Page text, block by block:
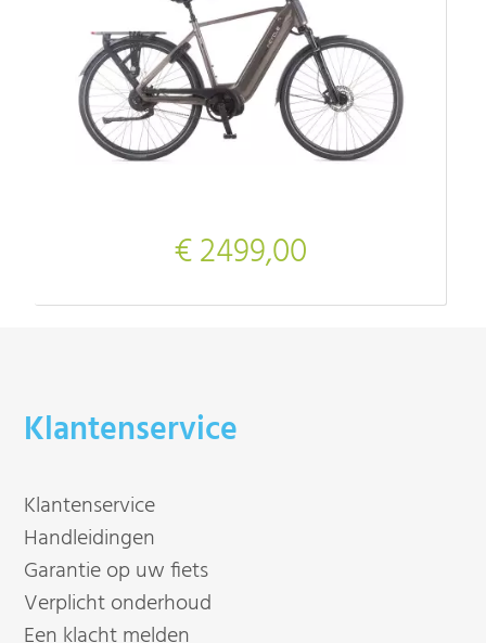
€ 2499,00
Klantenservice
Klantenservice
Handleidingen
Garantie op uw fiets
Verplicht onderhoud